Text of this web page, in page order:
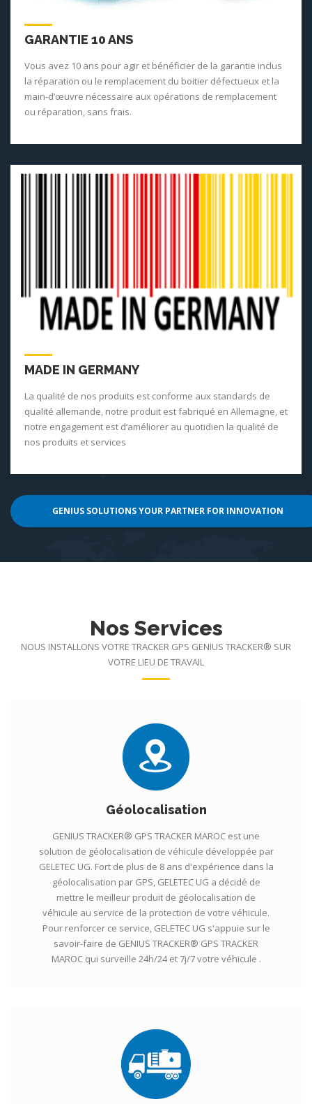
GARANTIE 10 ANS
Vous avez 10 ans pour agir et bénéficier de la garantie inclus
la réparation ou le remplacement du boitier défectueux et la
main-d’œuvre nécessaire aux opérations de remplacement
ou réparation, sans frais.
MADE IN GERMANY
La qualité de nos produits est conforme aux standards de
qualité allemande, notre produit est fabriqué en Allemagne, et
notre engagement est d‘améliorer au quotidien la qualité de
nos produits et services
GENIUS SOLUTIONS YOUR PARTNER FOR INNOVATION
Nos Services
NOUS INSTALLONS VOTRE TRACKER GPS GENIUS TRACKER® SUR
VOTRE LIEU DE TRAVAIL
Géolocalisation
GENIUS TRACKER® GPS TRACKER MAROC est une
solution de géolocalisation de véhicule développée par
GELETEC UG. Fort de plus de 8 ans d'expérience dans la
géolocalisation par GPS, GELETEC UG a décidé de
mettre le meilleur produit de géolocalisation de
véhicule au service de la protection de votre véhicule.
Pour renforcer ce service, GELETEC UG s'appuie sur le
savoir-faire de GENIUS TRACKER® GPS TRACKER
MAROC qui surveille 24h/24 et 7j/7 votre véhicule .